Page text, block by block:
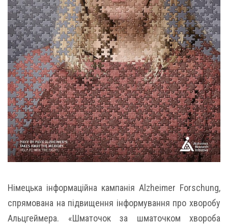
Німецька інформаційна кампанія Alzheimer Forschung,
спрямована на підвищення інформування про хворобу
Альцгеймера. «Шматочок за шматочком хвороба